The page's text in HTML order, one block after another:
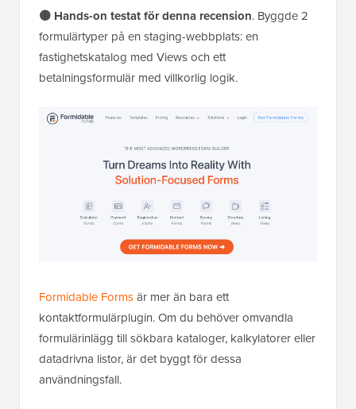
🟡 Hands-on testat för denna recension. Byggde 2
formulärtyper på en staging-webbplats: en
fastighetskatalog med Views och ett
betalningsformulär med villkorlig logik.
Formidable Formsär mer än bara ett
kontaktformulärplugin. Om du behöver omvandla
formulärinlägg till sökbara kataloger, kalkylatorer eller
datadrivna listor, är det byggt för dessa
användningsfall.